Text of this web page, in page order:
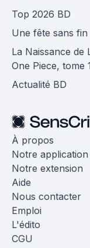
Top 2026 BD
Une fête sans fin
La Naissance de
One Piece, tome
Actualité BD
À propos
Notre
Notre extension
Aide
Nous contacter
Emploi
L'édito
CGU